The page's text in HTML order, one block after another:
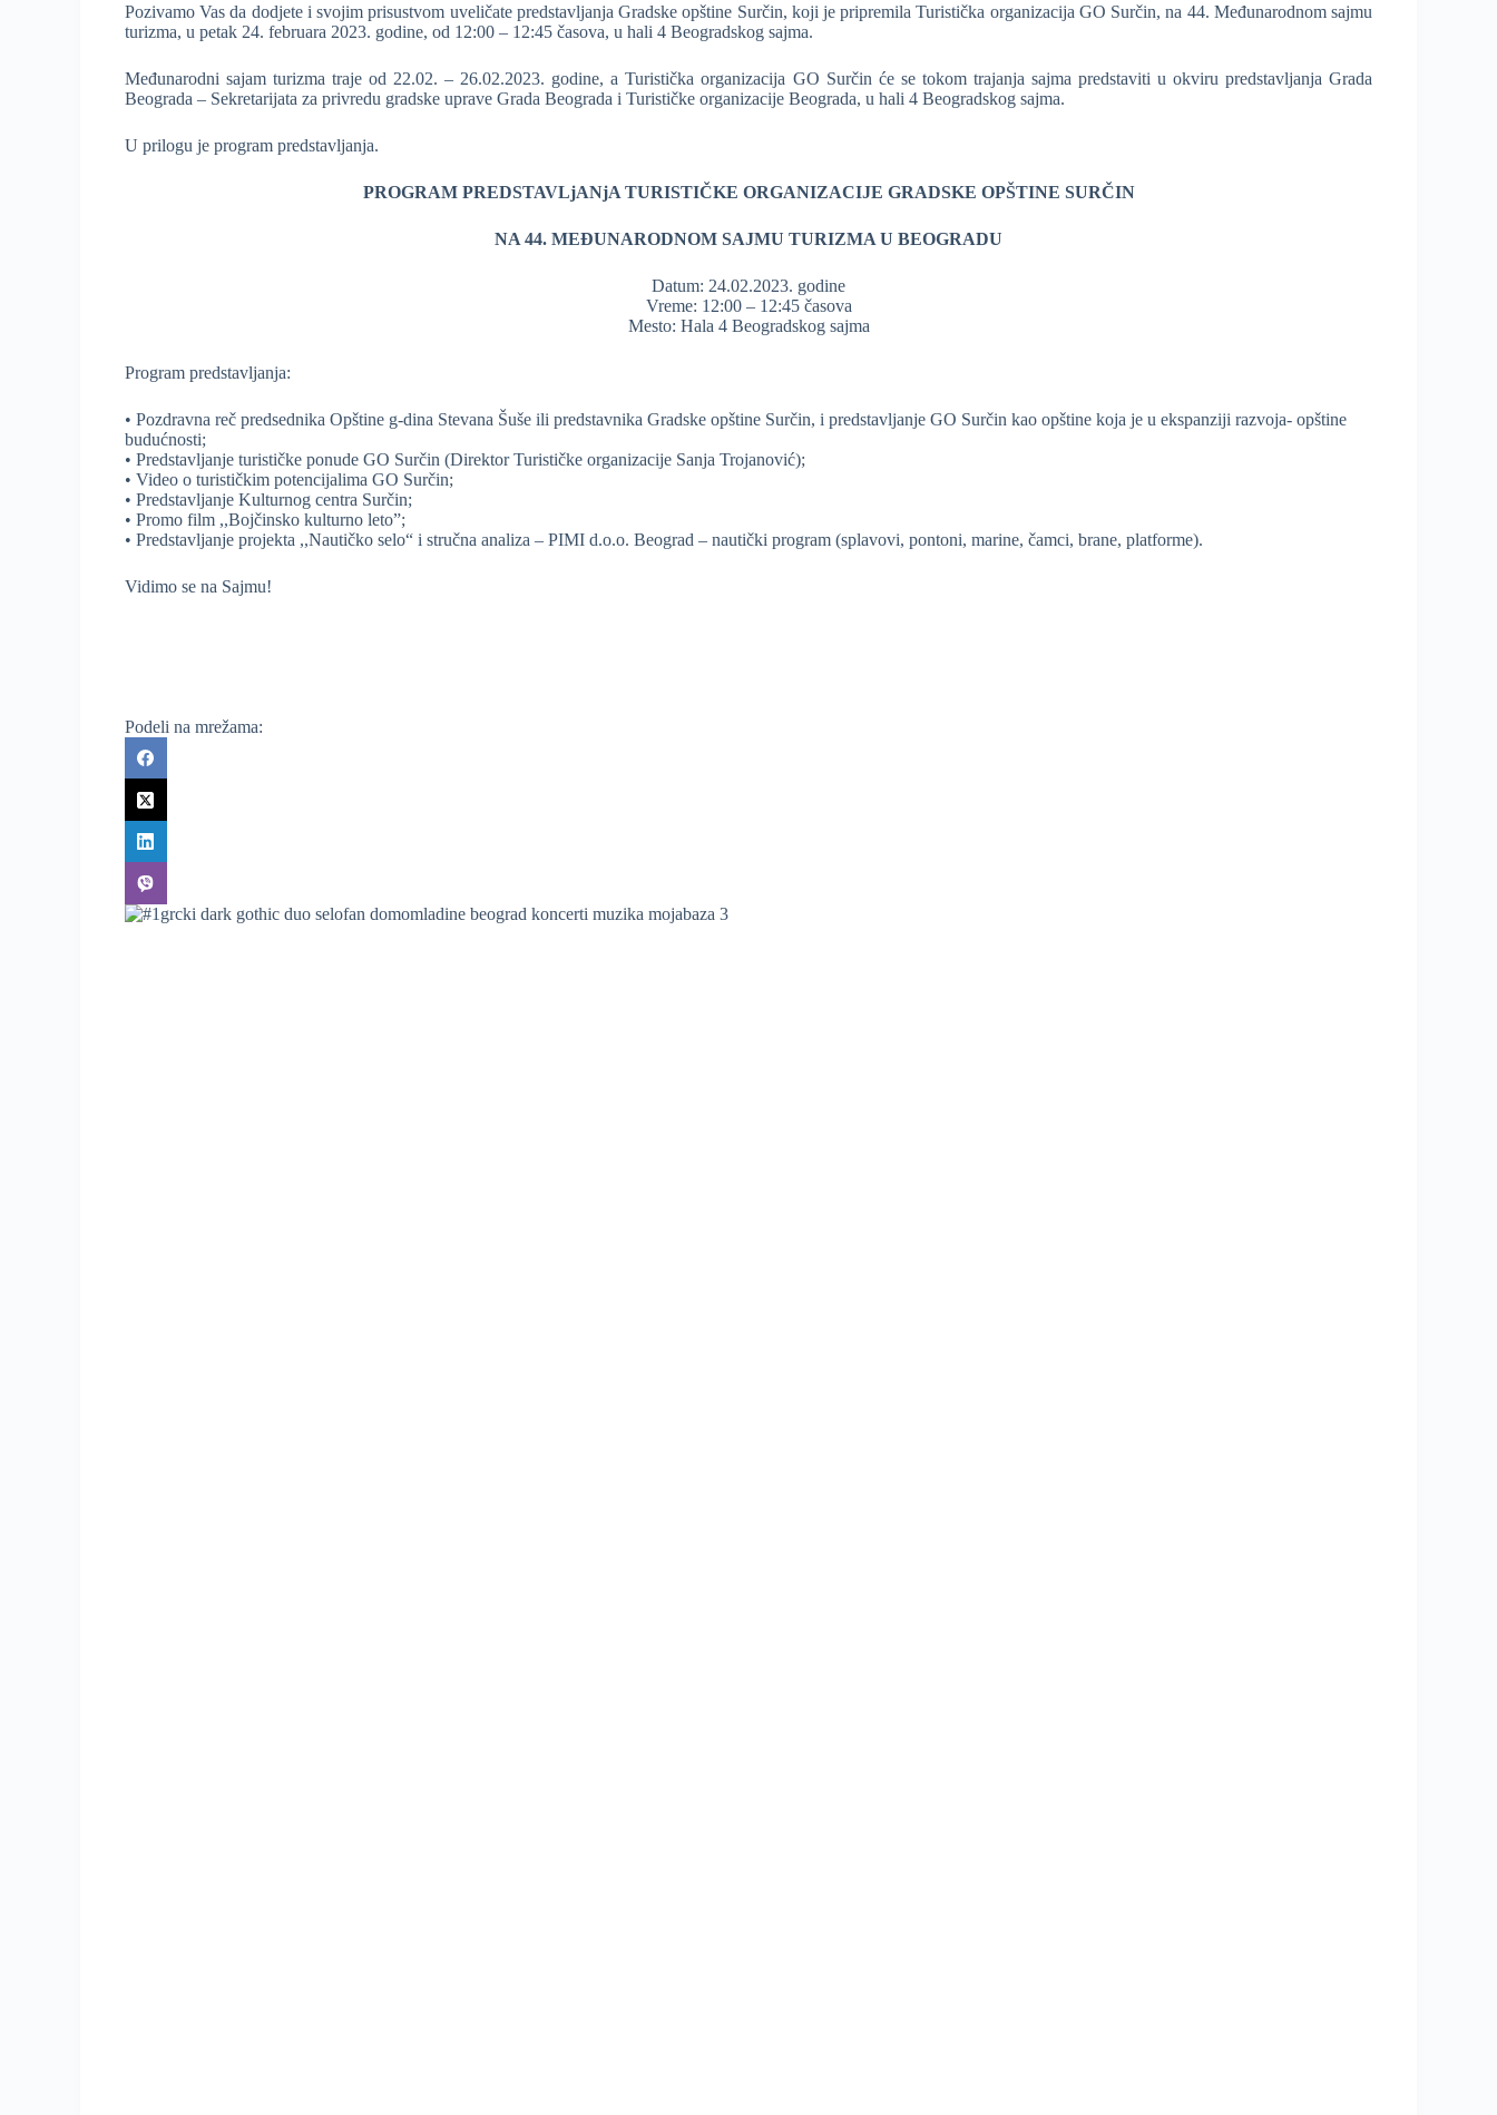
Pozivamo Vas da dodjete i svojim prisustvom uveličate predstavljanja Gradske opštine Surčin, koji je pripremila Turistička organizacija GO Surčin, na 44. Međunarodnom sajmu
turizma, u petak 24. februara 2023. godine, od 12:00 – 12:45 časova, u hali 4 Beogradskog sajma.
Međunarodni sajam turizma traje od 22.02. – 26.02.2023. godine, a Turistička organizacija GO Surčin će se tokom trajanja sajma predstaviti u okviru predstavljanja Grada
Beograda – Sekretarijata za privredu gradske uprave Grada Beograda i Turističke organizacije Beograda, u hali 4 Beogradskog sajma.
U prilogu je program predstavljanja.
PROGRAM PREDSTAVLjANjA TURISTIČKE ORGANIZACIJE GRADSKE OPŠTINE SURČIN
NA 44. MEĐUNARODNOM SAJMU TURIZMA U BEOGRADU
Datum: 24.02.2023. godine
Vreme: 12:00 – 12:45 časova
Mesto: Hala 4 Beogradskog sajma
Program predstavljanja:
• Pozdravna reč predsednika Opštine g-dina Stevana Šuše ili predstavnika Gradske opštine Surčin, i predstavljanje GO Surčin kao opštine koja je u ekspanziji razvoja- opštine
budućnosti;
• Predstavljanje turističke ponude GO Surčin (Direktor Turističke organizacije Sanja Trojanović);
• Video o turističkim potencijalima GO Surčin;
• Predstavljanje Kulturnog centra Surčin;
• Promo film ,,Bojčinsko kulturno leto”;
• Predstavljanje projekta ,,Nautičko selo“ i stručna analiza – PIMI d.o.o. Beograd – nautički program (splavovi, pontoni, marine, čamci, brane, platforme).
Vidimo se na Sajmu!
Podeli na mrežama: